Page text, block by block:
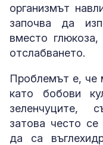
организмът
започва да
вместо
отслабването.
Проблемът е, че
като бобови
зеленчуците,
затова често се
да са